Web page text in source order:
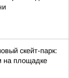
скейт-парк:
на площадке